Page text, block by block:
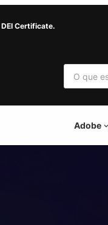
DEI Certificate.
P
s
u
r
Adobe